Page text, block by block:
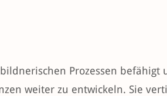
Prozessen
weiter zu entwickeln. Sie